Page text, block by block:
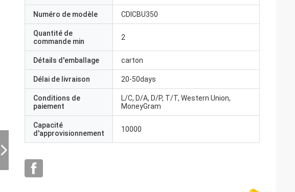
Numéro de modèle CDICBU350
Quantité de
commande min
2
Détails d'emballage carton
Délai de livraison 20-50days
Conditions de
paiement
L/C, D/A, D/P, T/T, Western Union,
MoneyGram
Capacité
d'approvisionnement
10000